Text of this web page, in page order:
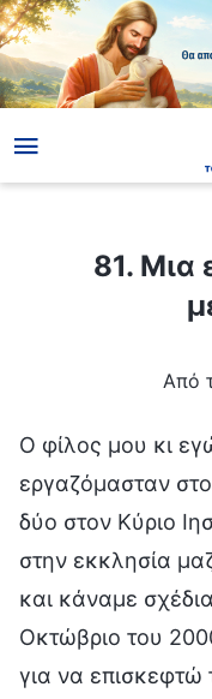
81. Μια επιλογή που
81. Μια
Από
Ο φίλος μου κι
εργαζόμασταν
δύο στον Κύριο
στην εκκλησία
και κάναμε
Οκτώβριο του
για να επισκεφτώ